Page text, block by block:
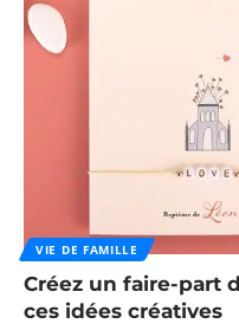
VIE DE FAMILLE
Créez un faire-part
ces idées créatives